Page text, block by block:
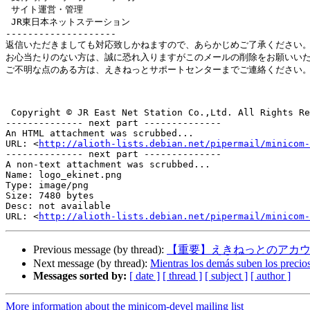
--------------------
返信いただきましても対応致しかねますので、あらかじめご了承ください
お心当たりのない方は、誠に恐れ入りますがこのメールの削除をお願いい
ご不明な点のある方は、えきねっとサポートセンターまでご連絡ください
-------------- next part --------------
An HTML attachment was scrubbed...
URL: <http://alioth-lists.debian.net/pipermail/minicom-
-------------- next part --------------
A non-text attachment was scrubbed...
Name: logo_ekinet.png
Type: image/png
Size: 7480 bytes
Desc: not available
URL: <http://alioth-lists.debian.net/pipermail/minicom-
Previous message (by thread):
【重要】えきねっとのアカ
Next message (by thread): Mientras los demás suben los
Messages sorted by: [ date ] [ thread ] [ subject ] [ author ]
More information about the minicom-devel mailing list